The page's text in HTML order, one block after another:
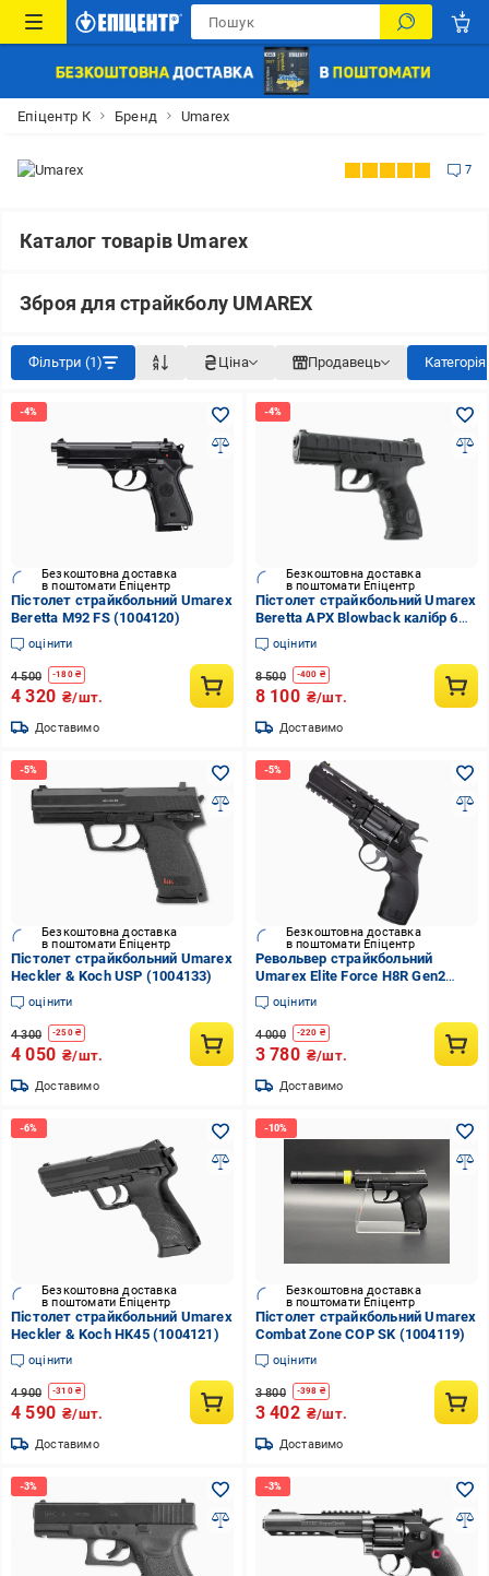
Епіцентр К Бренд Umarex
7
Каталог товарів Umarex
Зброя для страйкболу UMAREX
Фільтри (1) Ціна Продавець
Безкоштовна доставка
в поштомати Епіцентр
Пістолет страйкбольний Umarex
Beretta M92 FS (1004120)
оцінити
4 500 -180₴
4 320 ₴/шт.
Доставимо
Безкоштовна доставка
в поштомати Епіцентр
Пістолет страйкбольний Umarex
Beretta APX Blowback калібр 6
мм (stvo1004222)
оцінити
8 500 -400 ₴
8 100 ₴/шт.
Доставимо
Безкоштовна доставка
в поштомати Епіцентр
Пістолет страйкбольний Umarex
Heckler & Koch USP (1004133)
оцінити
4 300 -250₴
4 050 ₴/шт.
Доставимо
Безкоштовна доставка
в поштомати Епіцентр
Револьвер страйкбольний
Umarex Elite Force H8R Gen2
(1004132)
оцінити
4 000 -220 ₴
3 780 ₴/шт.
Доставимо
Безкоштовна доставка
в поштомати Епіцентр
Пістолет страйкбольний Umarex
Heckler & Koch HK45 (1004121)
оцінити
4 900 -310₴
4 590 ₴/шт.
Доставимо
Безкоштовна доставка
в поштомати Епіцентр
Пістолет страйкбольний Umarex
Combat Zone COP SK (1004119)
оцінити
3 800 -398 ₴
3 402 ₴/шт.
Доставимо